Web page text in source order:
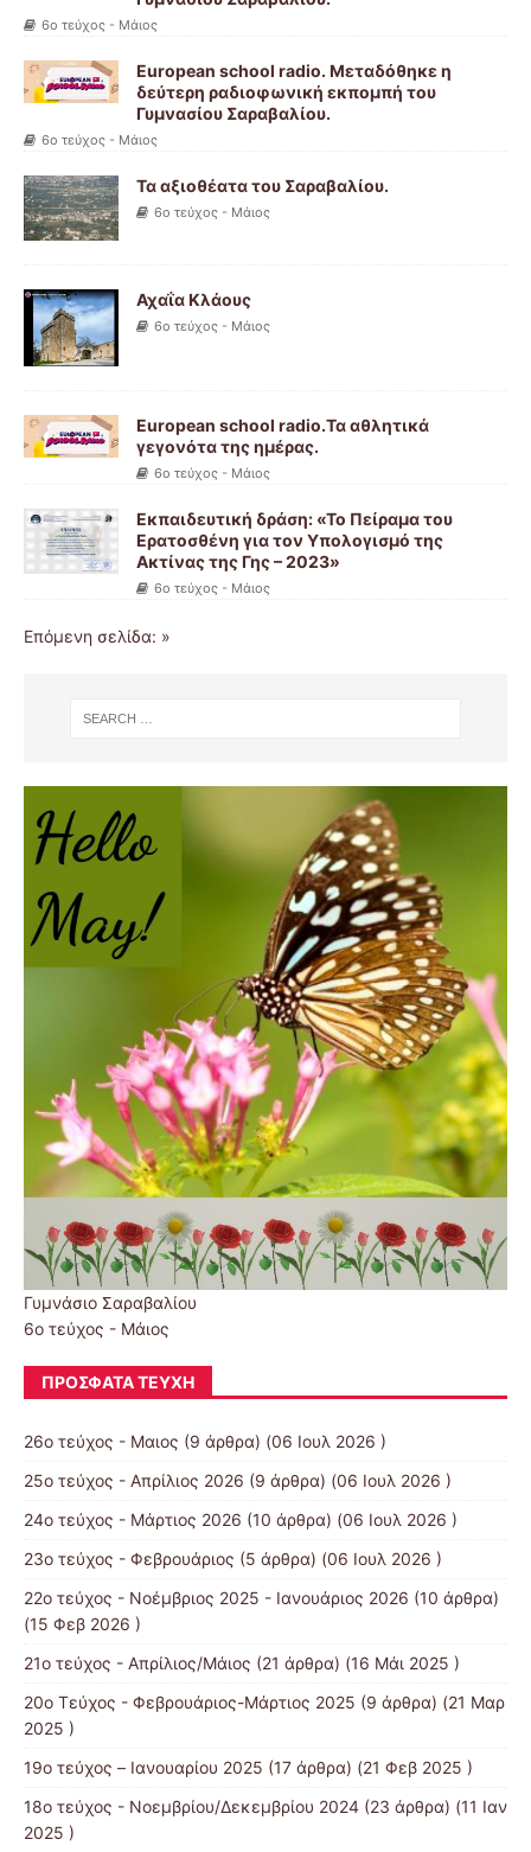
6ο τεύχος - Μάιος
European school radio. Μεταδόθηκε η
δεύτερη ραδιοφωνική εκπομπή του
Γυμνασίου Σαραβαλίου.
6ο τεύχος - Μάιος
Τα αξιοθέατα του Σαραβαλίου.
6ο τεύχος - Μάιος
Αχαΐα Κλάους
6ο τεύχος - Μάιος
European school radio.Τα αθλητικά
γεγονότα της ημέρας.
6ο τεύχος - Μάιος
Εκπαιδευτική δράση: «Το Πείραμα του
Ερατοσθένη για τον Υπολογισμό της
Ακτίνας της Γης – 2023»
6ο τεύχος - Μάιος
Επόμενη σελίδα: »
Γυμνάσιο Σαραβαλίου
6ο τεύχος - Μάιος
ΠΡΌΣΦΑΤΑ ΤΕΎΧΗ
26ο τεύχος - Μαιος (9 άρθρα) (06 Ιουλ 2026 )
25ο τεύχος - Απρίλιος 2026 (9 άρθρα) (06 Ιουλ 2026 )
24ο τεύχος - Μάρτιος 2026 (10 άρθρα) (06 Ιουλ 2026 )
23ο τεύχος - Φεβρουάριος (5 άρθρα) (06 Ιουλ 2026 )
22ο τεύχος - Νοέμβριος 2025 - Ιανουάριος 2026 (10 άρθρα)
(15 Φεβ 2026 )
21ο τεύχος - Απρίλιος/Μάιος (21 άρθρα) (16 Μάι 2025 )
20ο Τεύχος - Φεβρουάριος-Μάρτιος 2025 (9 άρθρα) (21 Μαρ
2025 )
19ο τεύχος – Ιανουαρίου 2025 (17 άρθρα) (21 Φεβ 2025 )
18ο τεύχος - Νοεμβρίου/Δεκεμβρίου 2024 (23 άρθρα) (11 Ιαν
2025 )